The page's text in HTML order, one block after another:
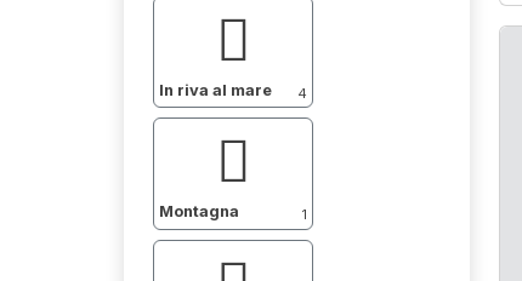
In riva al mare 4
Montagna 1